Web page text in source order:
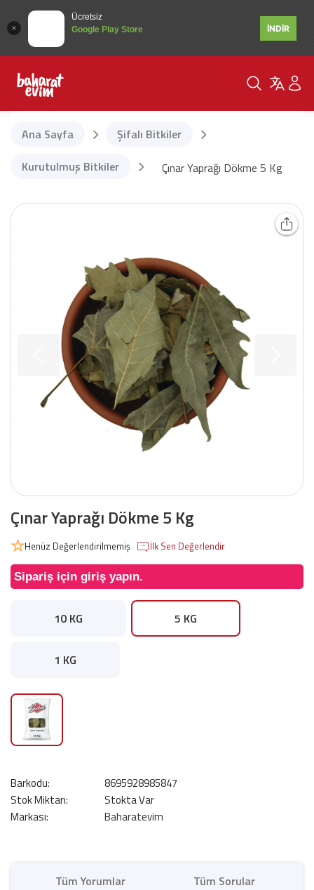
Ücretsiz
Google Play Store
İNDİR
Ana Sayfa
Şifalı Bitkiler
Kurutulmuş Bitkiler
Çınar Yaprağı Dökme 5 Kg
Çınar Yaprağı Dökme 5 Kg
Henüz Değerlendirilmemiş İlk Sen Değerlendir
Sipariş için giriş yapın.
10 KG 5 KG
1 KG
Barkodu:
8695928985847
Stok Miktarı:
Stokta Var
Markası:
Baharatevim
Tüm Yorumlar Tüm Sorular